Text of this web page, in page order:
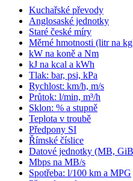
Kuchařské převody
Anglosaské jednotky
Staré české míry
Měrné hmotnosti (litr na
kW na koně a Nm
kJ na kcal a kWh
Tlak: bar, psi, kPa
Rychlost: km/h, m/s
Průtok: l/min, m³/h
Sklon: % a stupně
Teplota v troubě
Předpony SI
Římské číslice
Datové jednotky (MB,
Mbps na MB/s
Spotřeba: l/100 km a MPG